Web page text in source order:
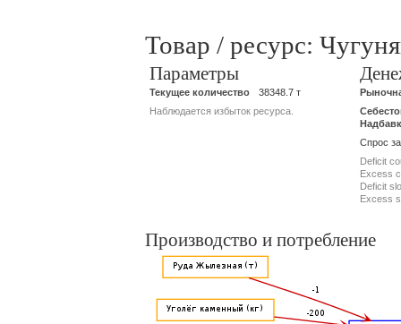
Товар / ресурс:
Параметры
Текущее количество
38348.7 т
Наблюдается избыток ресурса.
Спрос
Deficit
Excess
Deficit
Excess
Производство и потребление